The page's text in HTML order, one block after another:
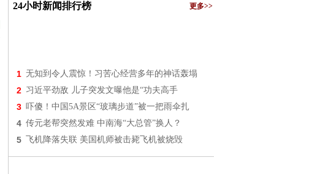
24小时新闻排行榜 更多>>
1 无知到令人震惊！习苦心经营多年的神话轰塌
2 习近平劲敌 儿子突发文曝他是“功夫高手
3 吓傻！中国5A景区“玻璃步道”被一把雨伞扎
4 传元老帮突然发难 中南海“大总管”换人？
5 飞机降落失联 美国机师被击毙飞机被烧毁